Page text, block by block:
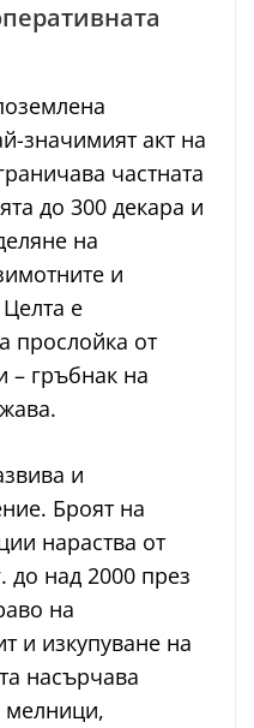
значимият акт на
частната
до 300 декара и
на
и
е
прослойка от
– гръбнак на
и
Броят на
нараства от
до над 2000 през
на
и изкупуване на
насърчава
мелници,